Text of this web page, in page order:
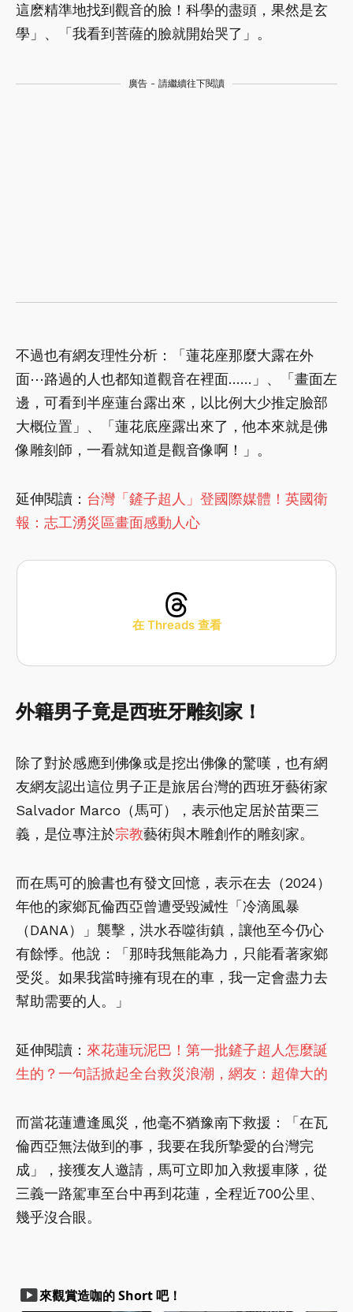
這麽精準地找到觀音的臉！科學的盡頭，果然是玄
學」、「我看到菩薩的臉就開始哭了」。
廣告 - 請繼續往下閱讀
不過也有網友理性分析：「蓮花座那麼大露在外
面⋯路過的人也都知道觀音在裡面……」、「畫面左
邊，可看到半座蓮台露出來，以比例大少推定臉部
大概位置」、「蓮花底座露出來了，他本來就是佛
像雕刻師，一看就知道是觀音像啊！」。
延伸閱讀： 台灣「鏟子超人」登國際媒體！英國衛
報：志工湧災區畫面感動人心
在 Threads 查看
外籍男子竟是西班牙雕刻家！
除了對於感應到佛像或是挖出佛像的驚嘆，也有網
友網友認出這位男子正是旅居台灣的西班牙藝術家
Salvador Marco（馬可），表示他定居於苗栗三
義，是位專注於宗教藝術與木雕創作的雕刻家。
而在馬可的臉書也有發文回憶，表示在去（2024）
年他的家鄉瓦倫西亞曾遭受毀滅性「冷滴風暴
（DANA）」襲擊，洪水吞噬街鎮，讓他至今仍心
有餘悸。他說：「那時我無能為力，只能看著家鄉
受災。如果我當時擁有現在的車，我一定會盡力去
幫助需要的人。」
延伸閱讀： 來花蓮玩泥巴！第一批鏟子超人怎麼誕
生的？一句話掀起全台救災浪潮，網友：超偉大的
而當花蓮遭逢風災，他毫不猶豫南下救援：「在瓦
倫西亞無法做到的事，我要在我所摯愛的台灣完
成」，接獲友人邀請，馬可立即加入救援車隊，從
三義一路駕車至台中再到花蓮，全程近700公里、
幾乎沒合眼。
smart_display來觀賞造咖的 Short 吧！